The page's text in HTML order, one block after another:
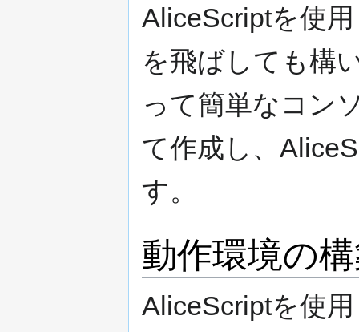
AliceScriptを使
を飛ばしても構
って簡単なコン
て作成し、
す。
動作環境の
AliceScriptを使